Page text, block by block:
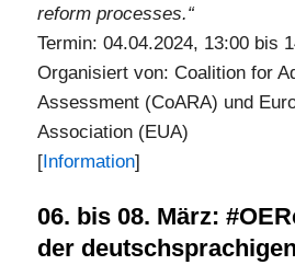
reform processes.“
Termin: 04.04.2024, 13:00 bis
Organisiert von: Coalition for
Assessment (CoARA) und
Association (EUA)
[ Information]
06. bis 08. März:
der